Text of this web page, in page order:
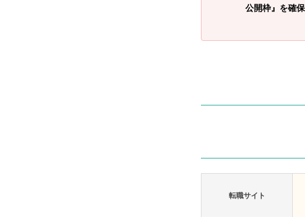
公開枠』を確保
転職サイト